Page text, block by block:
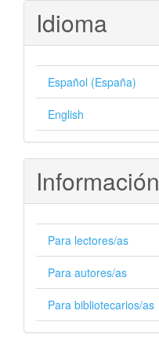
Idioma
Español (España)
English
Información
Para lectores/as
Para autores/as
Para bibliotecarios/as